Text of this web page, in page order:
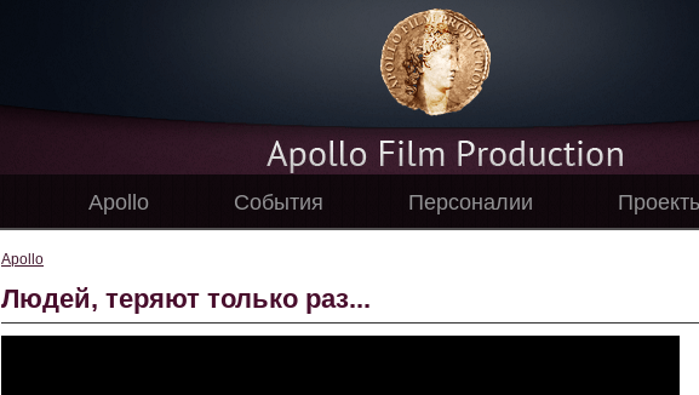
Apollo События Персоналии
Apollo
Людей, теряют только раз...